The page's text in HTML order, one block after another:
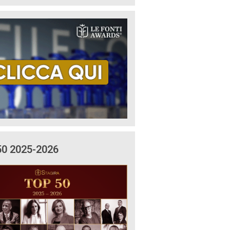
2025-2026